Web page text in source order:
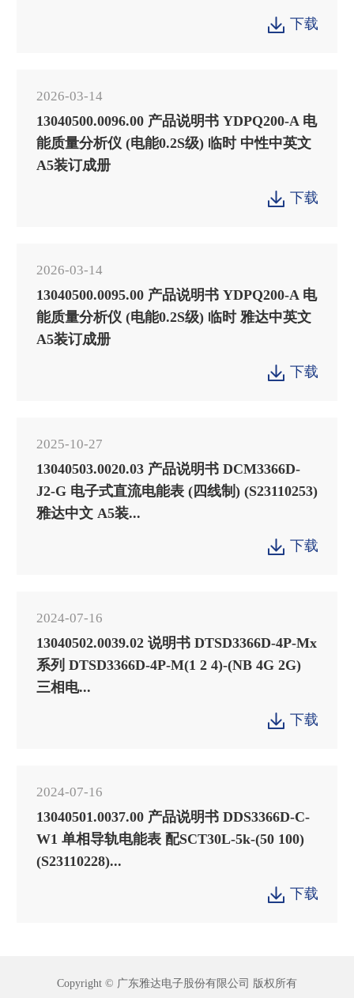
 下载
2026-03-14
13040500.0096.00 产品说明书 YDPQ200-A 电
能质量分析仪 (电能0.2S级) 临时 中性中英文
A5装订成册
 下载
2026-03-14
13040500.0095.00 产品说明书 YDPQ200-A 电
能质量分析仪 (电能0.2S级) 临时 雅达中英文
A5装订成册
 下载
2025-10-27
13040503.0020.03 产品说明书 DCM3366D-
J2-G 电子式直流电能表 (四线制) (S23110253)
雅达中文 A5装...
 下载
2024-07-16
13040502.0039.02 说明书 DTSD3366D-4P-Mx
系列 DTSD3366D-4P-M(1 2 4)-(NB 4G 2G)
三相电...
 下载
2024-07-16
13040501.0037.00 产品说明书 DDS3366D-C-
W1 单相导轨电能表 配SCT30L-5k-(50 100)
(S23110228)...
 下载
Copyright © 广东雅达电子股份有限公司 版权所有